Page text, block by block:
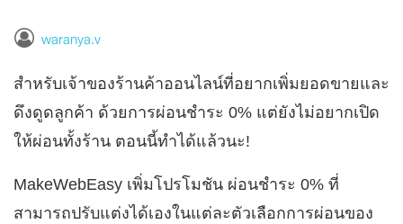
waranya.v
สำหรับเจ้าของร้านค้าออนไลน์ที่อยากเพิ่มยอดขายและ
ดึงดูดลูกค้า ด้วยการผ่อนชำระ 0% แต่ยังไม่อยากเปิด
ให้ผ่อนทั้งร้าน ตอนนี้ทำได้แล้วนะ!
MakeWebEasy เพิ่มโปรโมชัน ผ่อนชำระ 0% ที่
สามารถปรับแต่งได้เองในแต่ละตัวเลือกการผ่อนของ